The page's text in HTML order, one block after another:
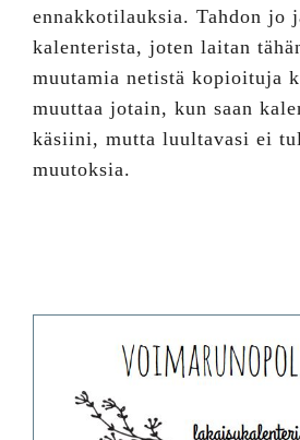
ennakkotilauksia. Tahdon jo
kalenterista, joten laitan
muutamia netistä kopioituja
muuttaa jotain, kun saan
käsiini, mutta luultavasi ei
muutoksia.